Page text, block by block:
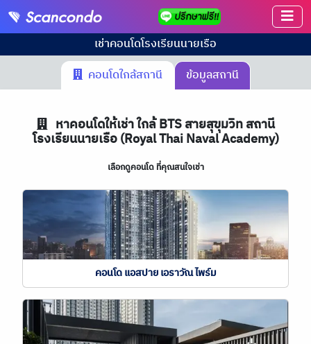
เช่าคอนโดโรงเรียนนายเรือ
คอนโดใกล้สถานี
ข้อมูลสถานี
หาคอนโดให้เช่า ใกล้ BTS สายสุขุมวิท สถานี
โรงเรียนนายเรือ (Royal Thai Naval Academy)
เลือกดูคอนโด ที่คุณสนใจเช่า
คอนโด แอสปาย เอราวัณ ไพร์ม